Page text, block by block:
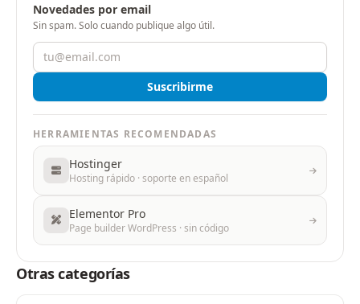
Novedades por email
Sin spam. Solo cuando publique algo útil.
Suscribirme
HERRAMIENTAS RECOMENDADAS
Hostinger
Hosting rápido · soporte en español
Elementor Pro
Page builder WordPress · sin código
Otras categorías